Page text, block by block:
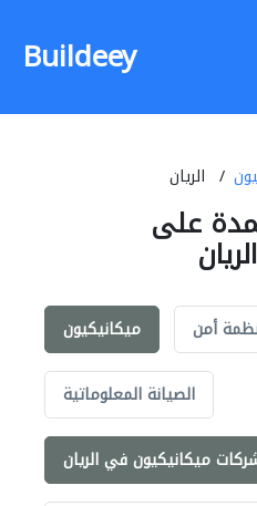
Buildeey
الريان
على
ميكانيكيون أمن
الصيانة المعلوماتية
ميكانيكيون في الريان